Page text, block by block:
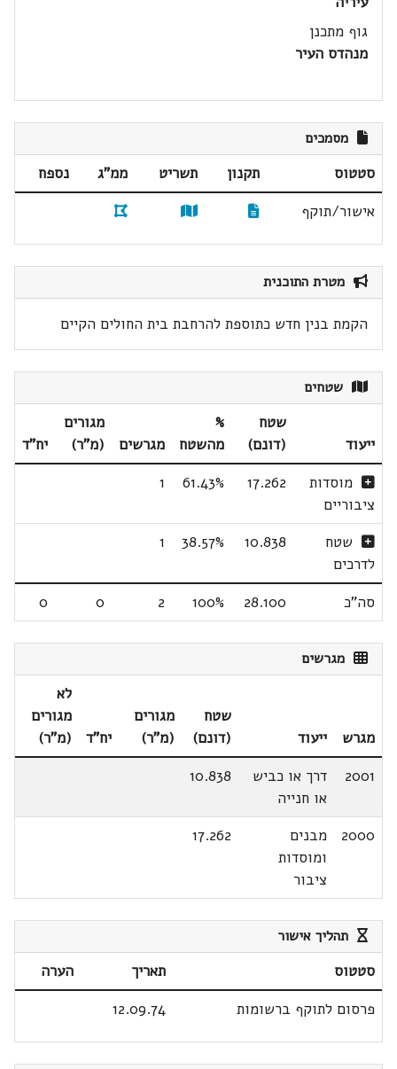
גוף מתכנן
מנהדס העיר
מסמכים
סטטוס תקנון תשריט ממ"ג
נספח
אישור/תוקף
מטרת התוכנית
הקמת בנין חדש כתוספת להרחבת בית החולים הקיים
שטחים
ייעוד
שטח
(דונם)
%
מהשטח
מגרשים
מגורים
(מ"ר)
יח"ד
מוסדות
ציבוריים
17.262
61.43%
1
שטח
לדרכים
10.838
38.57%
1
סה"כ 28.100
100%
2
0
0
מגרשים
מגרש ייעוד
שטח
(דונם)
מגורים
(מ"ר)
יח"ד
לא
מגורים
(מ"ר)
2001
דרך או כביש
או חנייה
10.838
2000
מבנים
ומוסדות
ציבור
17.262
תהליך אישור
סטטוס תאריך
הערה
פרסום לתוקף ברשומות
12.09.74